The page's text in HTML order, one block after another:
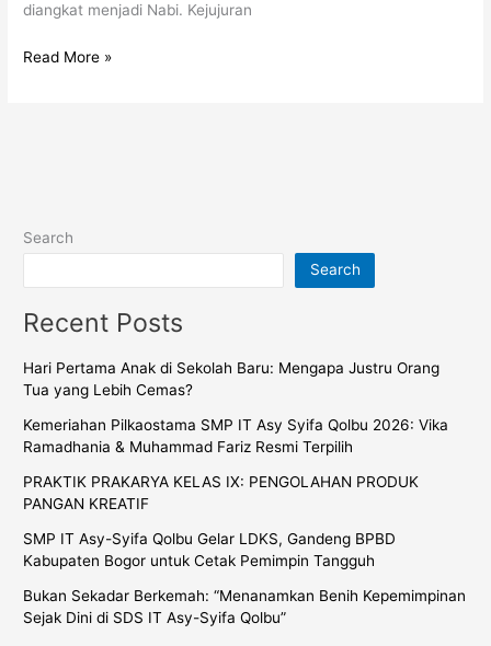
diangkat menjadi Nabi. Kejujuran
Read More »
Search
Search
Recent Posts
Hari Pertama Anak di Sekolah Baru: Mengapa Justru Orang
Tua yang Lebih Cemas?
Kemeriahan Pilkaostama SMP IT Asy Syifa Qolbu 2026: Vika
Ramadhania & Muhammad Fariz Resmi Terpilih
PRAKTIK PRAKARYA KELAS IX: PENGOLAHAN PRODUK
PANGAN KREATIF
SMP IT Asy-Syifa Qolbu Gelar LDKS, Gandeng BPBD
Kabupaten Bogor untuk Cetak Pemimpin Tangguh
Bukan Sekadar Berkemah: “Menanamkan Benih Kepemimpinan
Sejak Dini di SDS IT Asy-Syifa Qolbu”